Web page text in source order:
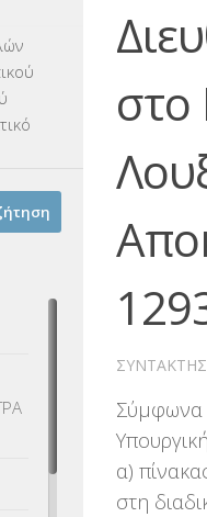
στο
ΣΥΝΤΆΚΤΗΣ
Σύμφωνα
α)
στη